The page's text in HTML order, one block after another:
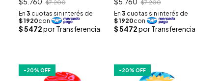
$7.200 $7.200
-20% OFF -20% OFF